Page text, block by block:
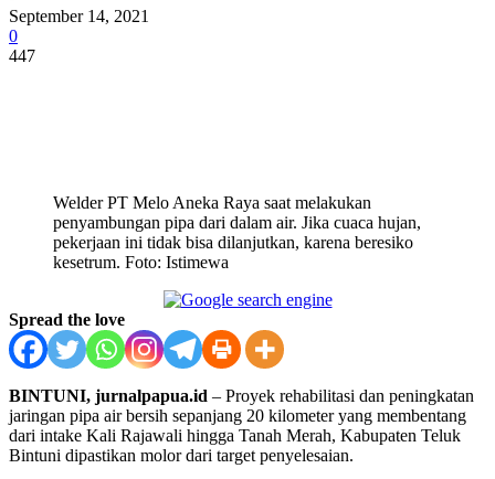
September 14, 2021
0
447
Welder PT Melo Aneka Raya saat melakukan
penyambungan pipa dari dalam air. Jika cuaca hujan,
pekerjaan ini tidak bisa dilanjutkan, karena beresiko
kesetrum. Foto: Istimewa
Spread the love
BINTUNI, jurnalpapua.id – Proyek rehabilitasi dan peningkatan
jaringan pipa air bersih sepanjang 20 kilometer yang membentang
dari intake Kali Rajawali hingga Tanah Merah, Kabupaten Teluk
Bintuni dipastikan molor dari target penyelesaian.